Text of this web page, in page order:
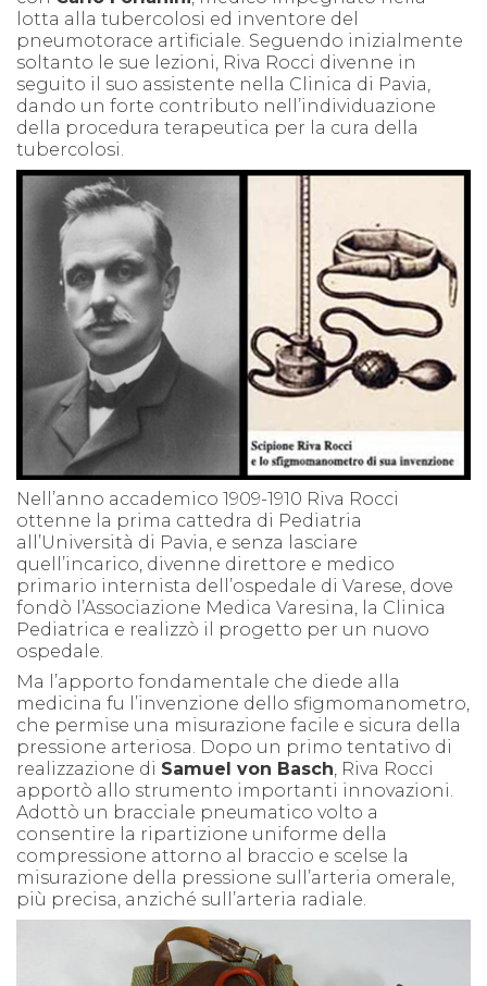
lotta alla tubercolosi ed inventore del
pneumotorace artificiale. Seguendo inizialmente
soltanto le sue lezioni, Riva Rocci divenne in
seguito il suo assistente nella Clinica di Pavia,
dando un forte contributo nell’individuazione
della procedura terapeutica per la cura della
tubercolosi.
Nell’anno accademico 1909-1910 Riva Rocci
ottenne la prima cattedra di Pediatria
all’Università di Pavia, e senza lasciare
quell’incarico, divenne direttore e medico
primario internista dell’ospedale di Varese, dove
fondò l’Associazione Medica Varesina, la Clinica
Pediatrica e realizzò il progetto per un nuovo
ospedale.
Ma l’apporto fondamentale che diede alla
medicina fu l’invenzione dello sfigmomanometro,
che permise una misurazione facile e sicura della
pressione arteriosa. Dopo un primo tentativo di
realizzazione di Samuel von Basch, Riva Rocci
apportò allo strumento importanti innovazioni.
Adottò un bracciale pneumatico volto a
consentire la ripartizione uniforme della
compressione attorno al braccio e scelse la
misurazione della pressione sull’arteria omerale,
più precisa, anziché sull’arteria radiale.